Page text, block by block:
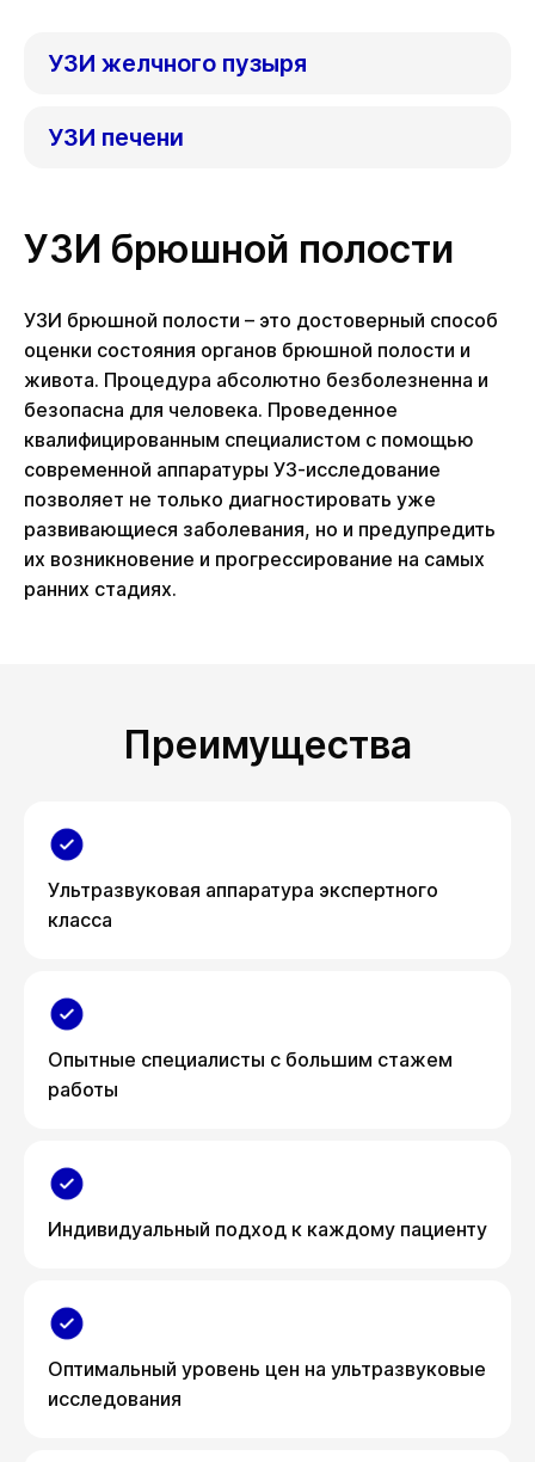
УЗИ желчного пузыря
УЗИ печени
УЗИ брюшной полости
УЗИ брюшной полости – это достоверный способ
оценки состояния органов брюшной полости и
живота. Процедура абсолютно безболезненна и
безопасна для человека. Проведенное
квалифицированным специалистом с помощью
современной аппаратуры УЗ-исследование
позволяет не только диагностировать уже
развивающиеся заболевания, но и предупредить
их возникновение и прогрессирование на самых
ранних стадиях.
Преимущества
Ультразвуковая аппаратура экспертного
класса
Опытные специалисты с большим стажем
работы
Индивидуальный подход к каждому пациенту
Оптимальный уровень цен на ультразвуковые
исследования